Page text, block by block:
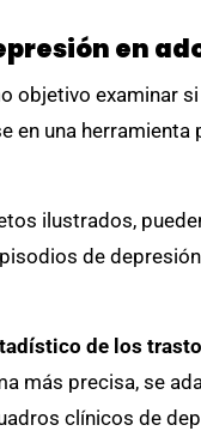
en
objetivo examinar
en una
ilustrados,
de
de los
más precisa, se
clínicos de